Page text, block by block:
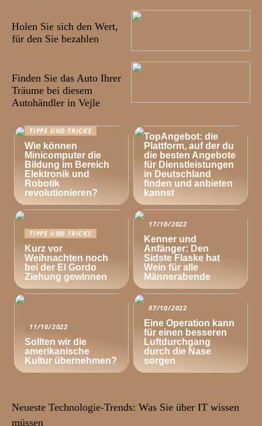
Holen Sie sich den Wert,
für den Sie bezahlen
Finden Sie das Auto Ihrer
Träume bei diesem
Autohändler in Vejle
TIPPS UND TRICKS
Wie können
Minicomputer die
Bildung im Bereich
Elektronik und
Robotik
revolutionieren?
TopAngebot: die
Plattform, auf der du
die besten Angebote
für Dienstleistungen
in Deutschland
finden und anbieten
kannst
TIPPS UND TRICKS
Kurz vor
Weihnachten noch
bei der El Gordo
Ziehung gewinnen
17/10/2022
Kenner und
Anfänger: Den
Sidste Flaske hat
Wein für alle
Männerabende
11/10/2022
Sollten wir die
amerikanische
Kultur übernehmen?
07/10/2022
Eine Operation kann
für einen besseren
Luftdurchgang
durch die Nase
sorgen
Neueste Technologie-Trends: Was Sie über IT wissen
müssen